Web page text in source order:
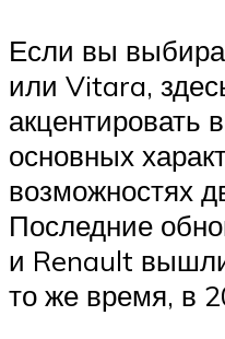
Если вы
или Vitara,
акцентировать
основных
возможностях
Последние
и Renault
то же время, в